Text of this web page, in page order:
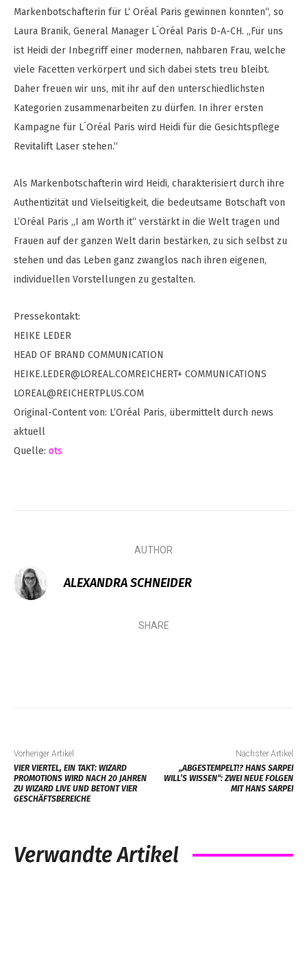
Markenbotschafterin für L‘ Oréal Paris gewinnen konnten“, so
Laura Branik, General Manager L´Oréal Paris D-A-CH. „Für uns
ist Heidi der Inbegriff einer modernen, nahbaren Frau, welche
viele Facetten verkörpert und sich dabei stets treu bleibt.
Daher freuen wir uns, mit ihr auf den unterschiedlichsten
Kategorien zusammenarbeiten zu dürfen. In ihrer ersten
Kampagne für L´Oréal Paris wird Heidi für die Gesichtspflege
Revitalift Laser stehen.“
Als Markenbotschafterin wird Heidi, charakterisiert durch ihre
Authentizität und Vielseitigkeit, die bedeutsame Botschaft von
L’Oréal Paris „I am Worth it“ verstärkt in die Welt tragen und
Frauen auf der ganzen Welt darin bestärken, zu sich selbst zu
stehen und das Leben ganz zwanglos nach ihren eigenen,
individuellen Vorstellungen zu gestalten.
Pressekontakt:
HEIKE LEDER
HEAD OF BRAND COMMUNICATION
HEIKE.LEDER@LOREAL.COMREICHERT+ COMMUNICATIONS
LOREAL@REICHERTPLUS.COM
Original-Content von: L’Oréal Paris, übermittelt durch news
aktuell
Quelle: ots
AUTHOR
ALEXANDRA SCHNEIDER
SHARE
Vorheriger Artikel
VIER VIERTEL, EIN TAKT: WIZARD
PROMOTIONS WIRD NACH 20 JAHREN
ZU WIZARD LIVE UND BETONT VIER
GESCHÄFTSBEREICHE
Nächster Artikel
„ABGESTEMPELT!? HANS SARPEI
WILL’S WISSEN“: ZWEI NEUE FOLGEN
MIT HANS SARPEI
Verwandte Artikel